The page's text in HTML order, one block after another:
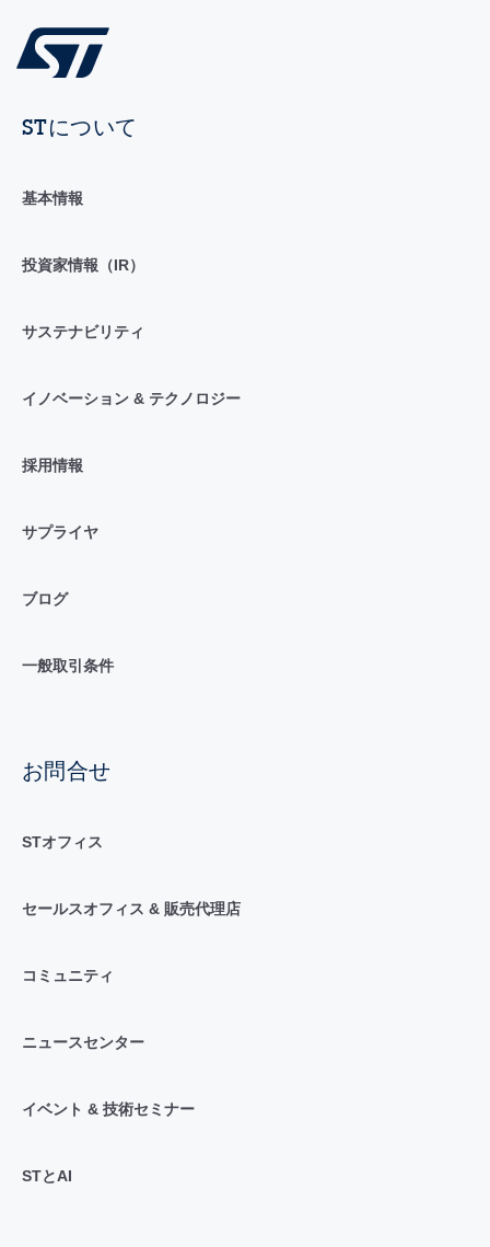
STについて
基本情報
投資家情報（IR）
サステナビリティ
イノベーション & テクノロジー
採用情報
サプライヤ
ブログ
一般取引条件
お問合せ
STオフィス
セールスオフィス & 販売代理店
コミュニティ
ニュースセンター
イベント & 技術セミナー
STとAI